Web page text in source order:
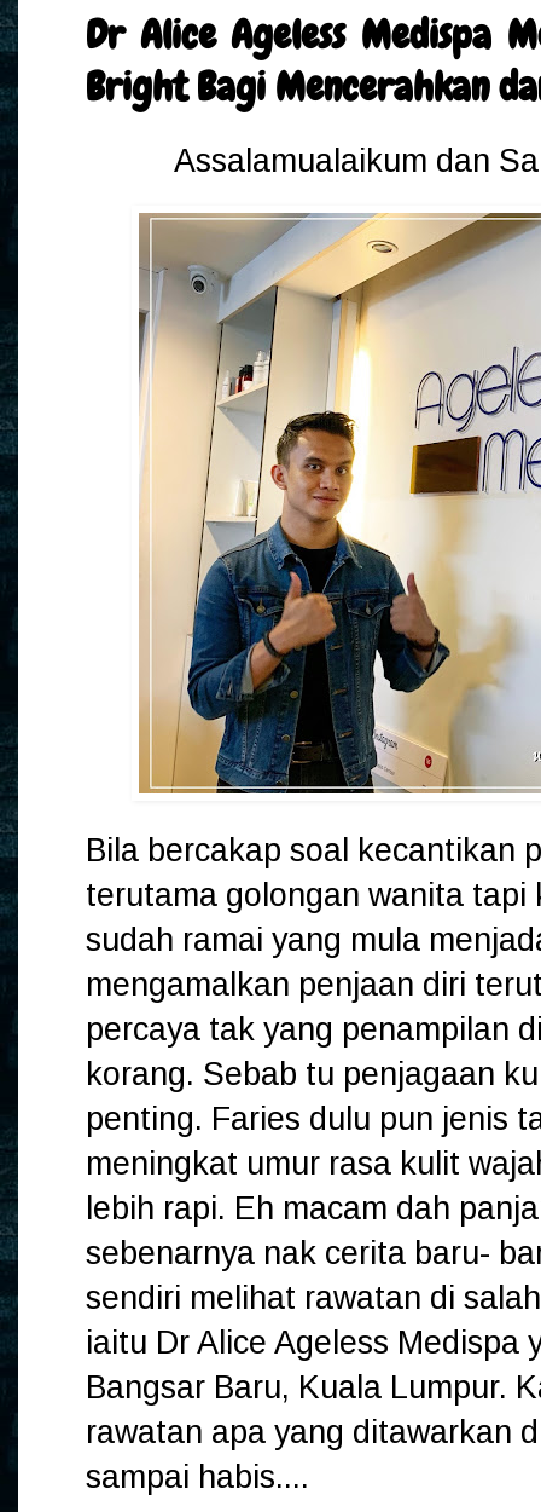
Dr Alice Ageless Medispa
Bright Bagi Mencerahkan
Assalamualaikum dan
Bila bercakap soal kecantikan
terutama golongan wanita tapi
sudah ramai yang mula
mengamalkan penjaan diri
percaya tak yang penampilan
korang. Sebab tu penjagaan
penting. Faries dulu pun jenis
meningkat umur rasa kulit
lebih rapi. Eh macam dah
sebenarnya nak cerita baru-
sendiri melihat rawatan di
iaitu Dr Alice Ageless Medispa
Bangsar Baru, Kuala Lumpur.
rawatan apa yang ditawarkan
sampai habis....